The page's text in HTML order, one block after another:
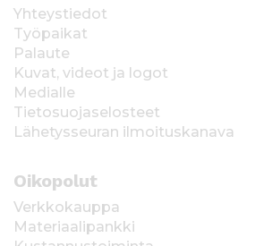
Yhteystiedot
Työpaikat
Palaute
Kuvat, videot ja logot
Medialle
Tietosuojaselosteet
Lähetysseuran ilmoituskanava
Oikopolut
Verkkokauppa
Materiaalipankki